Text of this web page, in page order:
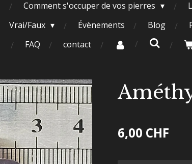
Comment s'occuper de vos pierres
Vrai/Faux Évènements Blog
FAQ
contact
6,00 CHF